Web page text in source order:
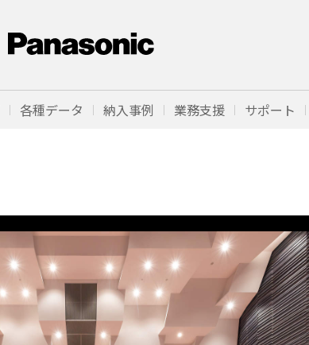
各種データ 納入事例 業務支援 サポート